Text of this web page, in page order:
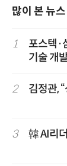
많이 본 뉴스
1
포스텍·
기술 개
2 김정관,
3 韓 AI리